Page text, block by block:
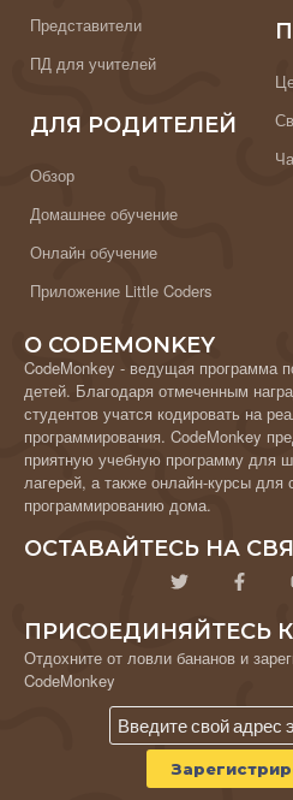
Представители
ПД для учителей
ДЛЯ РОДИТЕЛЕЙ
Обзор
Домашнее обучение
Онлайн обучение
Приложение Little Coders
О CODEMONKEY
CodeMonkey - ведущая программа
детей. Благодаря отмеченным
студентов учатся кодировать на
программирования. CodeMonkey
приятную учебную программу для
лагерей, а также онлайн-курсы для
программированию дома.
ОСТАВАЙТЕСЬ НА
ПРИСОЕДИНЯЙТЕСЬ К
Отдохните от ловли бананов и
CodeMonkey